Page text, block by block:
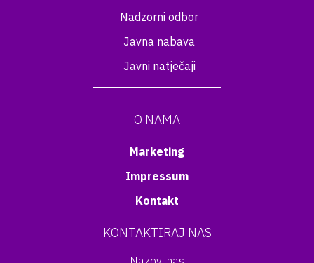
Nadzorni odbor
Javna nabava
Javni natječaji
O NAMA
Marketing
Impressum
Kontakt
KONTAKTIRAJ NAS